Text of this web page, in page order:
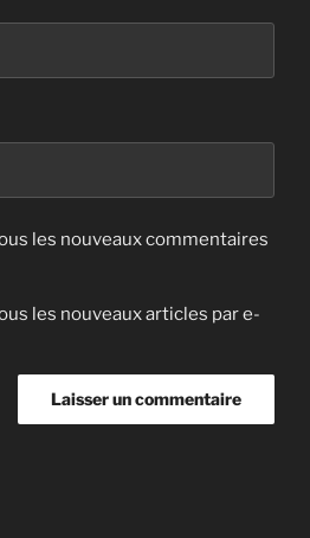
les nouveaux commentaires
les nouveaux articles par e-